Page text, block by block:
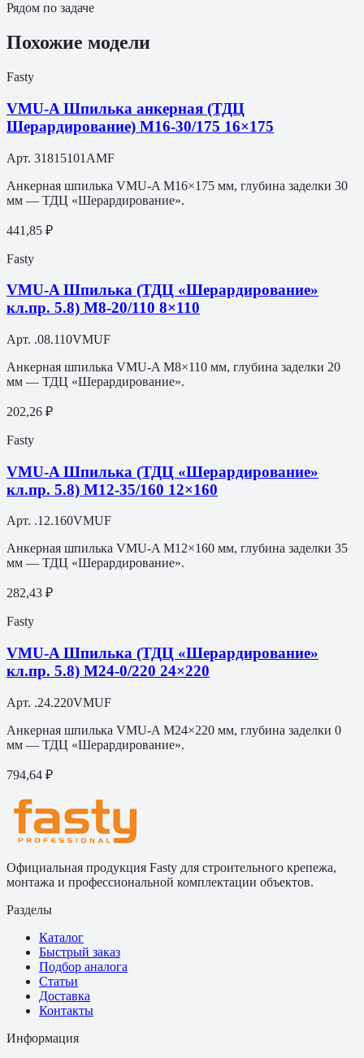
Рядом по задаче
Похожие модели
Fasty
VMU-A Шпилька анкерная (ТДЦ
Шерардирование) M16-30/175 16×175
Арт. 31815101AMF
Анкерная шпилька VMU-A M16×175 мм, глубина заделки 30
мм — ТДЦ «Шерардирование».
441,85 ₽
Fasty
VMU-A Шпилька (ТДЦ «Шерардирование»
кл.пр. 5.8) M8-20/110 8×110
Арт. .08.110VMUF
Анкерная шпилька VMU-A M8×110 мм, глубина заделки 20
мм — ТДЦ «Шерардирование».
202,26 ₽
Fasty
VMU-A Шпилька (ТДЦ «Шерардирование»
кл.пр. 5.8) M12-35/160 12×160
Арт. .12.160VMUF
Анкерная шпилька VMU-A M12×160 мм, глубина заделки 35
мм — ТДЦ «Шерардирование».
282,43 ₽
Fasty
VMU-A Шпилька (ТДЦ «Шерардирование»
кл.пр. 5.8) M24-0/220 24×220
Арт. .24.220VMUF
Анкерная шпилька VMU-A M24×220 мм, глубина заделки 0
мм — ТДЦ «Шерардирование».
794,64 ₽
Официальная продукция Fasty для строительного крепежа,
монтажа и профессиональной комплектации объектов.
Разделы
Каталог
Быстрый заказ
Подбор аналога
Статьи
Доставка
Контакты
Информация